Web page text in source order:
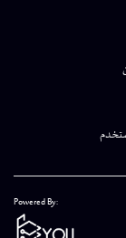
Powered By: